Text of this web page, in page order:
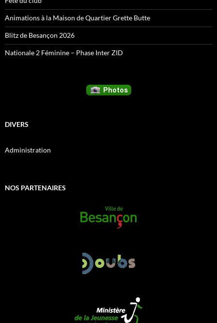
Animations à la Maison de Quartier Grette Butte
Blitz de Besançon 2026
Nationale 2 Féminine – Phase Inter ZID
DIVERS
Administration
NOS PARTENAIRES